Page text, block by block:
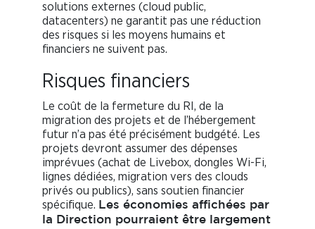
solutions externes (cloud public,
datacenters) ne garantit pas une réduction
des risques si les moyens humains et
financiers ne suivent pas.
Risques financiers
Le coût de la fermeture du RI, de la
migration des projets et de l’hébergement
futur n’a pas été précisément budgété. Les
projets devront assumer des dépenses
imprévues (achat de Livebox, dongles Wi-Fi,
lignes dédiées, migration vers des clouds
privés ou publics), sans soutien financier
spécifique. Les économies affichées par
la Direction pourraient être largement